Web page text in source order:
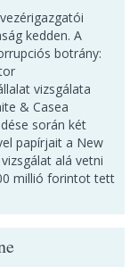
kedden. A
botrány:
vizsgálata
& Casea
során két
papírjait a New
alá vetni
millió forintot tett